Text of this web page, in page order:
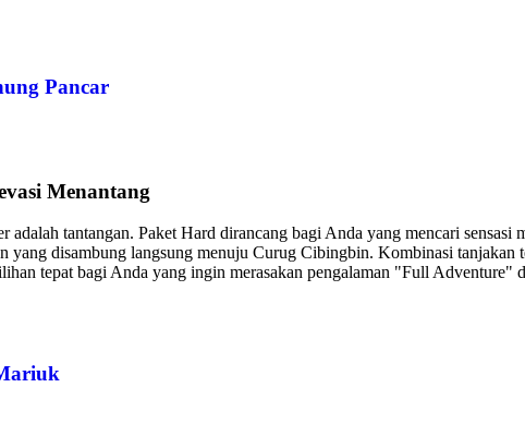
Pancar
Menantang
adalah tantangan. Paket Hard dirancang bagi Anda yang mencari
disambung langsung menuju Curug Cibingbin. Kombinasi
tepat bagi Anda yang ingin merasakan pengalaman "Full Adventure"